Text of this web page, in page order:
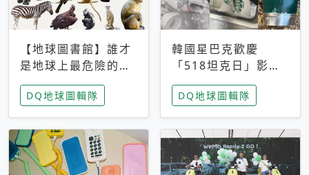
【地球圖書館】誰才
是地球上最危險的動
物？人類喜好決定哪
些動物「揹黑鍋」
DQ地球圖輯隊
韓國星巴克歡慶
「518坦克日」影射
光州民主化運動 民
眾：別在歷史傷口上
做生意
DQ地球圖輯隊